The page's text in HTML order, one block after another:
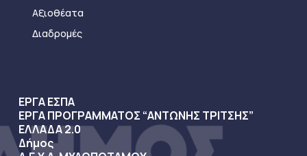
Αξιοθέατα
Διαδρομές
ΕΡΓΑ ΕΣΠΑ
ΕΡΓΑ ΠΡΟΓΡΑΜΜΑΤΟΣ “ΑΝΤΩΝΗΣ ΤΡΙΤΣΗΣ”
ΕΛΛΑΔΑ 2.0
Δήμος